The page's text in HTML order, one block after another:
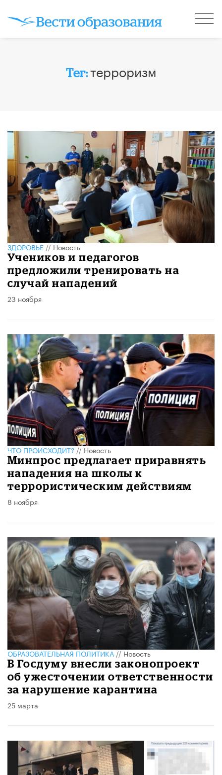
Тег:терроризм
ЗДОРОВЬЕ//Новость
Учеников и педагогов
предложили тренировать на
случай нападений
23 ноября
ЧТО ПРОИСХОДИТ?//Новость
Минпрос предлагает приравнять
нападения на школы к
террористическим действиям
8 ноября
ОБРАЗОВАТЕЛЬНАЯ ПОЛИТИКА//Новость
В Госдуму внесли законопроект
об ужесточении ответственности
за нарушение карантина
25 марта